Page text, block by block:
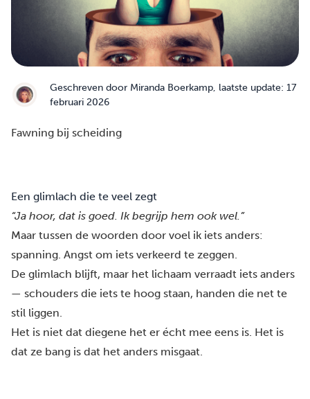
Geschreven door Miranda Boerkamp, laatste update: 17
februari 2026
Fawning bij scheiding
Een glimlach die te veel zegt
“Ja hoor, dat is goed. Ik begrijp hem ook wel.”
Maar tussen de woorden door voel ik iets anders:
spanning. Angst om iets verkeerd te zeggen.
De glimlach blijft, maar het lichaam verraadt iets anders
— schouders die iets te hoog staan, handen die net te
stil liggen.
Het is niet dat diegene het er écht mee eens is. Het is
dat ze bang is dat het anders misgaat.